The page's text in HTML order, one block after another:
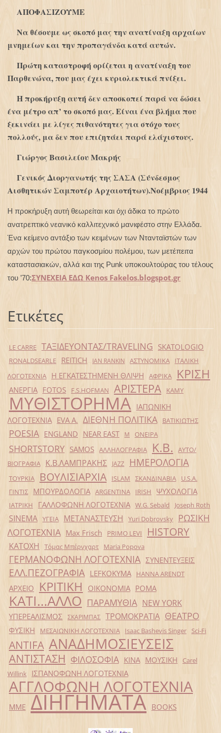
ΑΠΟΦΑΣΙΖΟΥΜΕ
Να θέσουμε ως σκοπό μας την ανατίναξη αρχαίων
μνημείων και την προπαγάνδα κατά αυτών.
Πρώτη καταστροφή ορίζεται η ανατίναξη του
Παρθενώνα, που μας έχει κυριολεκτικά πνίξει.
Η προκήρυξη αυτή δεν αποσκοπεί παρά να δώσει
ένα μέτρο απ’ το σκοπό μας. Είναι ένα βλήμα που
ξεκινάει με λίγες πιθανότητες για στόχο τους
πολλούς, μα δεν που επιζητάει παρά ελάχιστους.
Γιώργος Βασιλείου Μακρής
Γενικός Διοργανωτής της ΣΑΣΑ (Σύνδεσμος
Αισθητικών Σαμποτέρ Αρχαιοτήτων).Νοέμβριος 1944
Η προκήρυξη αυτή θεωρείται και όχι άδικα το πρώτο
ανατρεπτικό νεανικό καλλιτεχνικό μανιφέστο στην Ελλάδα.
Ένα κείμενο αντάξιο των κειμένων των Ντανταϊστών των
αρχών του πρώτου παγκοσμίου πολέμου, των μετέπειτα
καταστασιακών, αλλά και της Punk υποκουλτούρας του τέλους
του ’70:ΣΥΝΕΧΕΙΑ ΕΔΩ Κenos Fakelos.blogspot.gr
Ετικέτες
LE CARRE ΤΑΞΙΔΕΥΟΝΤΑΣ/TRAVELING SKATOLOGIO
RONALDSEARLE REITICH IAN RANKIN ΑΣΤΥΝΟΜΙΚΑ
ΙΤΑΛΙΚΗ
ΛΟΓΟΤΕΧΝΙΑ
Η ΕΓΚΑΤΕΣΤΗΜΕΝΗ ΘΛΙΨΗ ΑΦΡΙΚΑ ΚΡΙΣΗ
ΑΝΕΡΓΙΑ FOTOS F.S.HOFMAN ΑΡΙΣΤΕΡΑ ΚΑΜΥ
ΜΥΘΙΣΤΟΡΗΜΑ ΙΑΠΩΝΙΚΗ
ΛΟΓΟΤΕΧΝΙΑ EVA Α. ΔΙΕΘΝΗ ΠΟΛΙΤΙΚΑ ΒΑΤΙΚΙΩΤΗΣ
POESIA ENGLAND NEAR EAST Μ ΟΝΕΙΡΑ
SHORTSTORY SAMOS ΑΛΛΗΛΟΓΡΑΦΙΑ Κ.Β.
ΑΥΤΟ/
ΒΙΟΓΡΑΦΙΑ
Κ.Β.ΛΑΜΠΡΑΚΗΣ JAZZ ΗΜΕΡΟΛΟΓΙΑ
ΤΟΥΡΚΙΑ ΒΟΥΛΙΣΙΑΡΧΙΑ ISLAM ΣΚΑΝΔΙΝΑΒΙΑ
U.S.A.
ΓΙΝΤΙΣ
ΜΠΟΥΡΔΟΛΟΓΙΑ ARGENTINA IRISH ΨΥΧΟΛΟΓΙΑ
ΙΑΤΡΙΚΗ ΓΑΛΛΟΦΩΝΗ ΛΟΓΟΤΕΧΝΙΑ W.G. Sebald Joseph Roth
SINEMA ΥΓΕΙΑ ΜΕΤΑΝΑΣΤΕΥΣΗ Yuri Dobrovsky
ΡΩΣΙΚΗ
ΛΟΓΟΤΕΧΝΙΑ Max Frisch PRIMO LEVI HISTORY
ΚΑΤΟΧΗ Τόμας Μπέρνχαρτ Maria Popova
ΓΕΡΜΑΝΟΦΩΝΗ ΛΟΓΟΤΕΧΝΙΑ ΣΥΝΕΝΤΕΥΞΕΙΣ
ΕΛΛ.ΠΕΖΟΓΡΑΦΙΑ LEFKOKYMA HANNA ARENDT
ΑΡΧΕΙΟ ΚΡΙΤΙΚΗ ΟΙΚΟΝΟΜΙΑ ΡΟΜΑ
ΚΑΤΙ...ΑΛΛΟ ΠΑΡΑΜΥΘΙΑ NEW YORK
ΥΠΕΡΕΑΛΙΣΜΟΣ ΣΚΑΡΙΜΠΑΣ ΤΡΟΜΟΚΡΑΤΙΑ ΘΕΑΤΡΟ
ΦΥΣΙΚΗ ΜΕΣΑΙΩΝΙΚΗ ΛΟΓΟΤΕΧΝΙΑ Isaac Bashevis Singer Sci-Fi
ANTIFA ΑΝΑΔΗΜΟΣΙΕΥΣΕΙΣ
ΑΝΤΙΣΤΑΣΗ ΦΙΛΟΣΟΦΙΑ ΚΙΝΑ ΜΟΥΣΙΚΗ
Carel
Willink
ΙΣΠΑΝΟΦΩΝΗ ΛΟΓΟΤΕΧΝΙΑ
ΑΓΓΛΟΦΩΝΗ ΛΟΓΟΤΕΧΝΙΑ
ΜΜΕ ΔΙΗΓΗΜΑΤΑ BOOKS